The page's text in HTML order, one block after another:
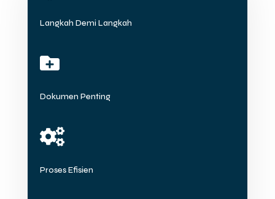
Langkah Demi Langkah

Dokumen Penting

Proses Efisien